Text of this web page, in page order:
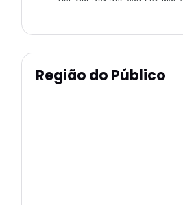
Região do Público